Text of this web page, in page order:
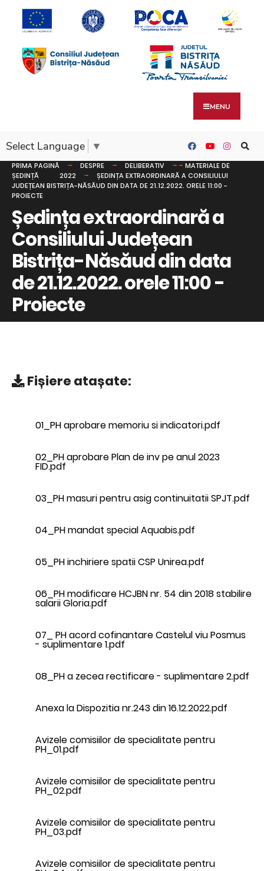
MENU
Select Language ▼
PRIMA PAGINĂ DESPRE DELIBERATIV
MATERIALE DE
ȘEDINȚĂ
2022
ȘEDINȚA EXTRAORDINARĂ A CONSILIULUI
JUDEȚEAN BISTRIȚA-NĂSĂUD DIN DATA DE 21.12.2022. ORELE 11:00 -
PROIECTE
Ședința extraordinară a
Consiliului Județean
Bistrița-Năsăud din data
de 21.12.2022. orele 11:00 -
Proiecte
Fișiere atașate:
01_PH aprobare memoriu si indicatori.pdf
02_PH aprobare Plan de inv pe anul 2023
FID.pdf
03_PH masuri pentru asig continuitatii SPJT.pdf
04_PH mandat special Aquabis.pdf
05_PH inchiriere spatii CSP Unirea.pdf
06_PH modificare HCJBN nr. 54 din 2018 stabilire
salarii Gloria.pdf
07_ PH acord cofinantare Castelul viu Posmus
- suplimentare 1.pdf
08_PH a zecea rectificare - suplimentare 2.pdf
Anexa la Dispozitia nr.243 din 16.12.2022.pdf
Avizele comisiilor de specialitate pentru
PH_01.pdf
Avizele comisiilor de specialitate pentru
PH_02.pdf
Avizele comisiilor de specialitate pentru
PH_03.pdf
Avizele comisiilor de specialitate pentru